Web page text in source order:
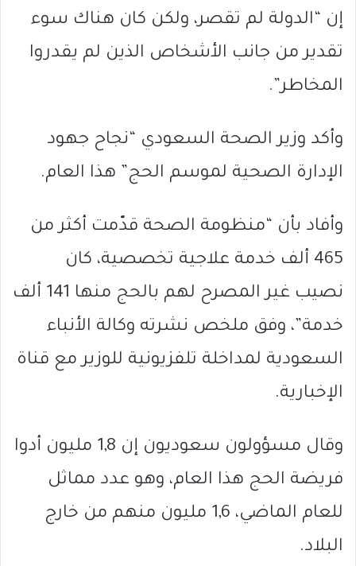
إن “الدولة لم تقصر، ولكن كان هناك سوء
تقدير من جانب الأشخاص الذين لم يقدروا
المخاطر”.
وأكد وزير الصحة السعودي “نجاح جهود
الإدارة الصحية لموسم الحج” هذا العام.
وأفاد بأن “منظومة الصحة قدّمت أكثر من
465 ألف خدمة علاجية تخصصية، كان
نصيب غير المصرح لهم بالحج منها 141 ألف
خدمة”، وفق ملخص نشرته وكالة الأنباء
السعودية لمداخلة تلفزيونية للوزير مع قناة
الإخبارية.
وقال مسؤولون سعوديون إن 1,8 مليون أدوا
فريضة الحج هذا العام، وهو عدد مماثل
للعام الماضي، 1,6 مليون منهم من خارج
البلاد.